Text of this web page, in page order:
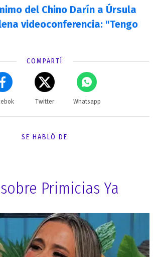
del Chino Darín a Úrsula
videoconferencia: "Tengo
COMPARTÍ
Twitter Whatsapp
SE HABLÓ DE
Primicias Ya